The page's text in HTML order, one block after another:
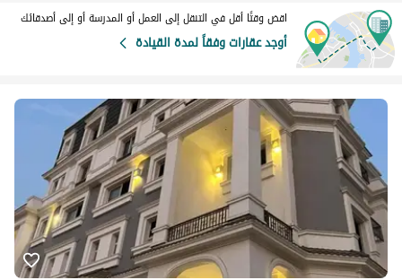
اقض وقتًا أقل في التنقل إلى العمل أو المدرسة أو إلى أصدقائك
أوجد عقارات وفقاً لمدة القيادة